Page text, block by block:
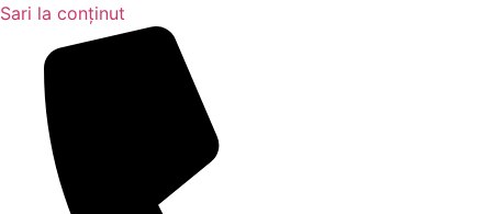
Sari la conținut